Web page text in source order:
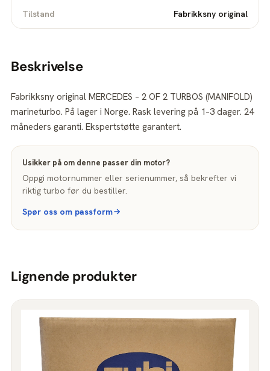
Tilstand Fabrikksny original
Beskrivelse
Fabrikksny original MERCEDES – 2 OF 2 TURBOS (MANIFOLD)
marineturbo. På lager i Norge. Rask levering på 1–3 dager. 24
måneders garanti. Ekspertstøtte garantert.
Usikker på om denne passer din motor?
Oppgi motornummer eller serienummer, så bekrefter vi
riktig turbo før du bestiller.
Spør oss om passform
Lignende produkter